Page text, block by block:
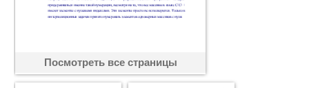
Посмотреть все страницы